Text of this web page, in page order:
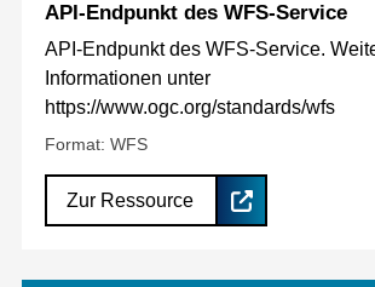
API-Endpunkt des WFS-Service
API-Endpunkt des WFS-Service.
Informationen unter
https://www.ogc.org/standards/wfs
Format: WFS
Zur Ressource